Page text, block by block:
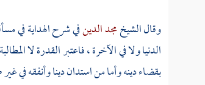
وقال الشيخمجد الدينفي شرح الهداية في
الدنيا ولا في الآخرة ، فاعتبر القدرة لا
بقضاء دينه وأما من استدان دينا وأنفقه في